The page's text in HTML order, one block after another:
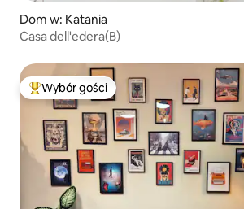
Dom w: Katania
Casa dell'edera(B)
Najpopularniejsze z kategorii Wybór gości
Wybór gości